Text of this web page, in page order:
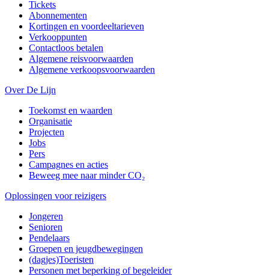
Tickets
Abonnementen
Kortingen en voordeeltarieven
Verkooppunten
Contactloos betalen
Algemene reisvoorwaarden
Algemene verkoopsvoorwaarden
Over De Lijn
Toekomst en waarden
Organisatie
Projecten
Jobs
Pers
Campagnes en acties
Beweeg mee naar minder CO₂
Oplossingen voor reizigers
Jongeren
Senioren
Pendelaars
Groepen en jeugdbewegingen
(dagjes)Toeristen
Personen met beperking of begeleider